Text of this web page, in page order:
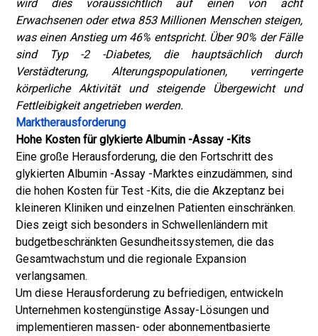
wird dies voraussichtlich auf einen von acht
Erwachsenen oder etwa 853 Millionen Menschen steigen,
was einen Anstieg um 46% entspricht. Über 90% der Fälle
sind Typ -2 -Diabetes, die hauptsächlich durch
Verstädterung, Alterungspopulationen, verringerte
körperliche Aktivität und steigende Übergewicht und
Fettleibigkeit angetrieben werden.
Marktherausforderung
Hohe Kosten für glykierte Albumin -Assay -Kits
Eine große Herausforderung, die den Fortschritt des
glykierten Albumin -Assay -Marktes einzudämmen, sind
die hohen Kosten für Test -Kits, die die Akzeptanz bei
kleineren Kliniken und einzelnen Patienten einschränken.
Dies zeigt sich besonders in Schwellenländern mit
budgetbeschränkten Gesundheitssystemen, die das
Gesamtwachstum und die regionale Expansion
verlangsamen.
Um diese Herausforderung zu befriedigen, entwickeln
Unternehmen kostengünstige Assay-Lösungen und
implementieren massen- oder abonnementbasierte